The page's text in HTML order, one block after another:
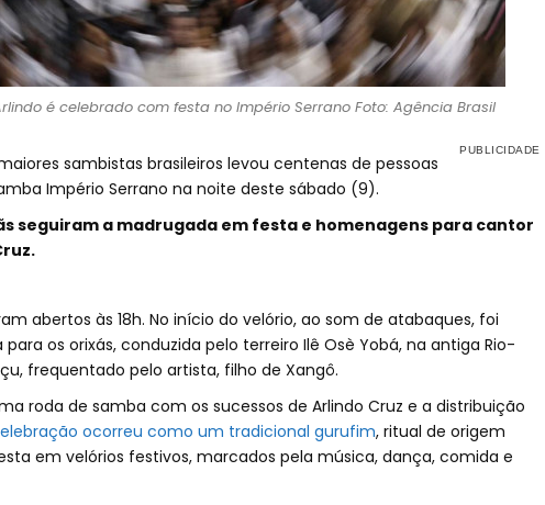
é celebrado com festa no Império Serrano Foto: Agência Brasil
sambistas brasileiros levou centenas de pessoas
Império Serrano na noite deste sábado (9).
seguiram a madrugada em festa e homenagens para cantor
abertos às 18h. No início do velório, ao som de atabaques, foi
os orixás, conduzida pelo terreiro Ilê Osè Yobá, na antiga Rio-
frequentado pelo artista, filho de Xangô.
roda de samba com os sucessos de Arlindo Cruz e a distribuição
ocorreu como um tradicional gurufim, ritual de origem
em velórios festivos, marcados pela música, dança, comida e